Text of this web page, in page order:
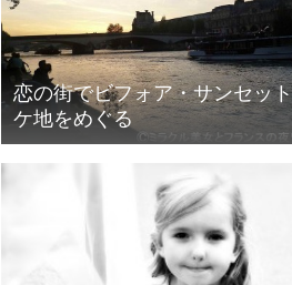
恋の街でビフォア・サンセッ
ケ地をめぐる